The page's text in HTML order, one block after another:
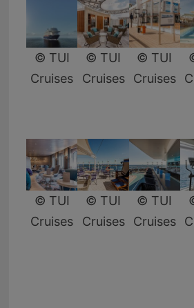
© TUI
Cruises
© TUI
Cruises
© TUI
Cruises
© TUI
Cruises
© TUI
Cruises
© TUI
Cruises